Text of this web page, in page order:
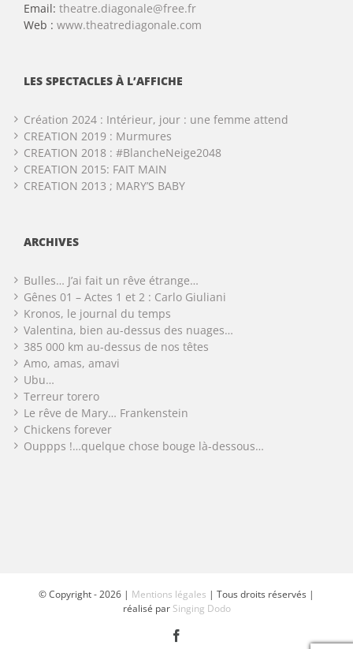
Email: theatre.diagonale@free.fr
Web : www.theatrediagonale.com
LES SPECTACLES À L’AFFICHE
Création 2024 : Intérieur, jour : une femme attend
CREATION 2019 : Murmures
CREATION 2018 : #BlancheNeige2048
CREATION 2015: FAIT MAIN
CREATION 2013 ; MARY’S BABY
ARCHIVES
Bulles… J’ai fait un rêve étrange…
Gênes 01 – Actes 1 et 2 : Carlo Giuliani
Kronos, le journal du temps
Valentina, bien au-dessus des nuages…
385 000 km au-dessus de nos têtes
Amo, amas, amavi
Ubu…
Terreur torero
Le rêve de Mary… Frankenstein
Chickens forever
Ouppps !…quelque chose bouge là-dessous…
© Copyright -2026 | Mentions légales | Tous droits réservés |
réalisé par Singing Dodo